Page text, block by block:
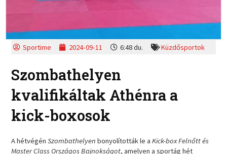
Sportime 2024-09-11 6:48 du. Küzdősportok
Szombathelyen
kvalifikáltak Athénra a
kick-boxosok
A hétvégénSzombathelyen bonyolították le aKick-box Felnőtt és
Master Class Országos Bajnokságot, amelyen a sportág hét